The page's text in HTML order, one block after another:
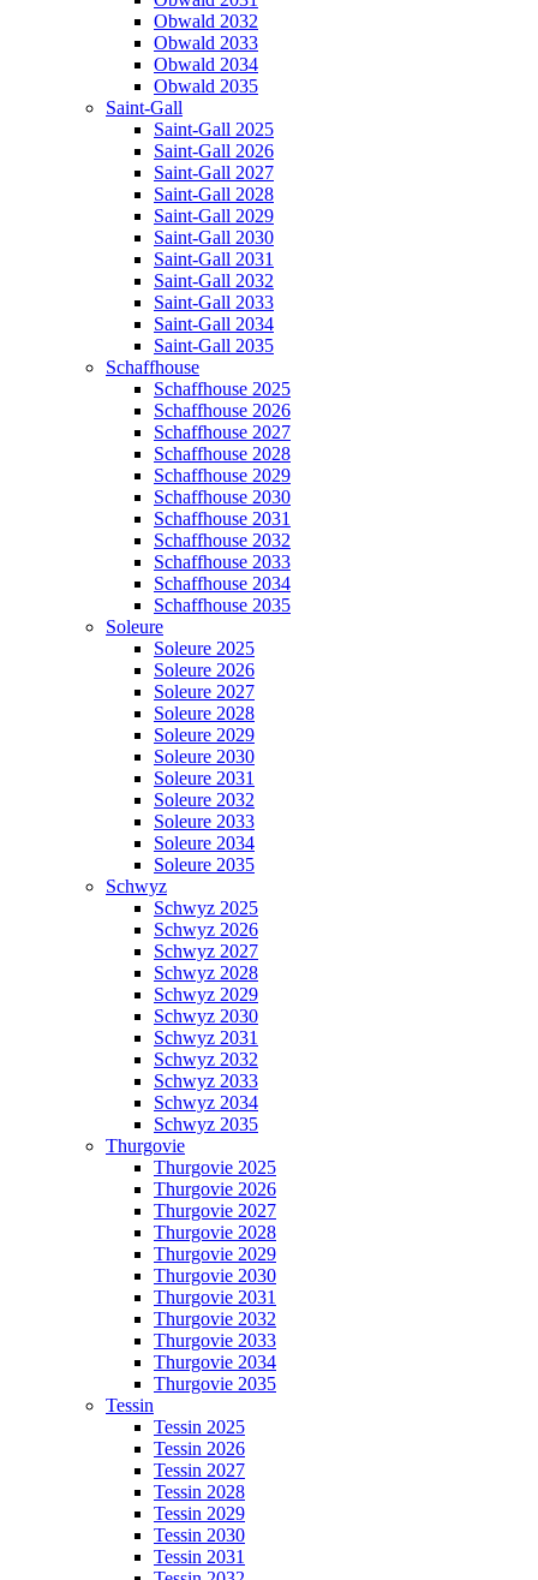
Obwald 2032
Obwald 2033
Obwald 2034
Obwald 2035
Saint-Gall
Saint-Gall 2025
Saint-Gall 2026
Saint-Gall 2027
Saint-Gall 2028
Saint-Gall 2029
Saint-Gall 2030
Saint-Gall 2031
Saint-Gall 2032
Saint-Gall 2033
Saint-Gall 2034
Saint-Gall 2035
Schaffhouse
Schaffhouse 2025
Schaffhouse 2026
Schaffhouse 2027
Schaffhouse 2028
Schaffhouse 2029
Schaffhouse 2030
Schaffhouse 2031
Schaffhouse 2032
Schaffhouse 2033
Schaffhouse 2034
Schaffhouse 2035
Soleure
Soleure 2025
Soleure 2026
Soleure 2027
Soleure 2028
Soleure 2029
Soleure 2030
Soleure 2031
Soleure 2032
Soleure 2033
Soleure 2034
Soleure 2035
Schwyz
Schwyz 2025
Schwyz 2026
Schwyz 2027
Schwyz 2028
Schwyz 2029
Schwyz 2030
Schwyz 2031
Schwyz 2032
Schwyz 2033
Schwyz 2034
Schwyz 2035
Thurgovie
Thurgovie 2025
Thurgovie 2026
Thurgovie 2027
Thurgovie 2028
Thurgovie 2029
Thurgovie 2030
Thurgovie 2031
Thurgovie 2032
Thurgovie 2033
Thurgovie 2034
Thurgovie 2035
Tessin
Tessin 2025
Tessin 2026
Tessin 2027
Tessin 2028
Tessin 2029
Tessin 2030
Tessin 2031